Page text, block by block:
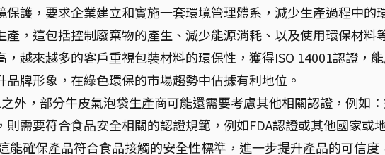
保護，要求企業建立和實施一套環境管理體系，減少生產過程中的
產，這包括控制廢棄物的產生、減少能源消耗、以及使用環保材料
，越來越多的客戶重視包裝材料的環保性，獲得ISO 14001認證，
牌形象，在綠色環保的市場趨勢中佔據有利地位。
外，部分牛皮氣泡袋生產商可能還需要考慮其他相關認證，例如
則需要符合食品安全相關的認證規範，例如FDA認證或其他國家或
能確保產品符合食品接觸的安全性標準，進一步提升產品的可信度